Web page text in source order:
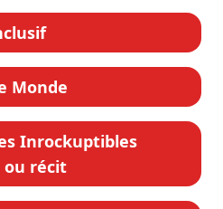
Monde
Inrockuptibles
ou récit